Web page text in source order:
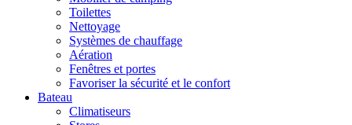
Toilettes
Nettoyage
Systèmes de chauffage
Aération
Fenêtres et portes
Favoriser la sécurité et le confort
Bateau
Climatiseurs